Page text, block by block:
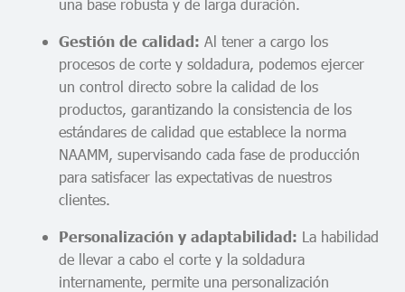
una base robusta y de larga duración.
Gestión de calidad: Al tener a cargo los
procesos de corte y soldadura, podemos ejercer
un control directo sobre la calidad de los
productos, garantizando la consistencia de los
estándares de calidad que establece la norma
NAAMM, supervisando cada fase de producción
para satisfacer las expectativas de nuestros
clientes.
Personalización y adaptabilidad: La habilidad
de llevar a cabo el corte y la soldadura
internamente, permite una personalización